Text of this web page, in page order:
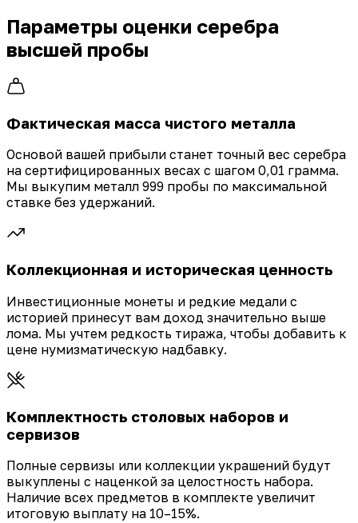
Параметры оценки серебра
высшей пробы
Фактическая масса чистого металла
Основой вашей прибыли станет точный вес серебра
на сертифицированных весах с шагом 0,01 грамма.
Мы выкупим металл 999 пробы по максимальной
ставке без удержаний.
Коллекционная и историческая ценность
Инвестиционные монеты и редкие медали с
историей принесут вам доход значительно выше
лома. Мы учтем редкость тиража, чтобы добавить к
цене нумизматическую надбавку.
Комплектность столовых наборов и
сервизов
Полные сервизы или коллекции украшений будут
выкуплены с наценкой за целостность набора.
Наличие всех предметов в комплекте увеличит
итоговую выплату на 10–15%.